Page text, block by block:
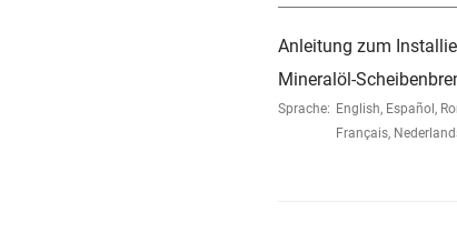
Anleitung zum
Mineralöl-
Sprache: English, Español,
Français,